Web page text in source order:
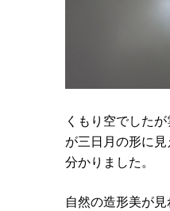
くもり空でした
が三日月の形に
分かりました。
自然の造形美が